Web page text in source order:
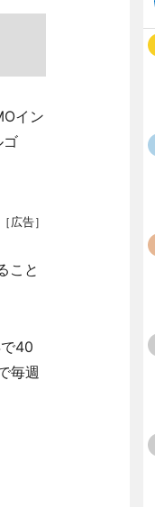
イン
ゴ
［広告］
こと
40
毎週